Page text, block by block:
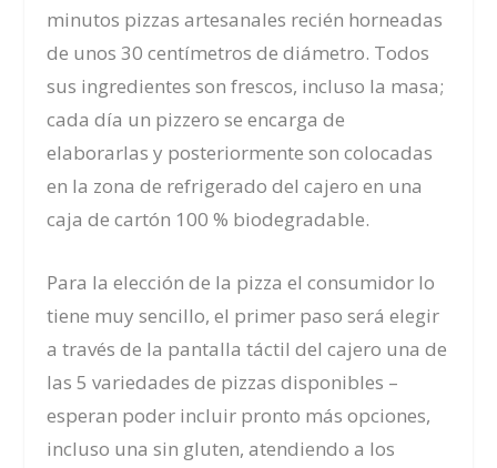
minutos pizzas artesanales recién horneadas
de unos 30 centímetros de diámetro. Todos
sus ingredientes son frescos, incluso la masa;
cada día un pizzero se encarga de
elaborarlas y posteriormente son colocadas
en la zona de refrigerado del cajero en una
caja de cartón 100 % biodegradable.
Para la elección de la pizza el consumidor lo
tiene muy sencillo, el primer paso será elegir
a través de la pantalla táctil del cajero una de
las 5 variedades de pizzas disponibles –
esperan poder incluir pronto más opciones,
incluso una sin gluten, atendiendo a los